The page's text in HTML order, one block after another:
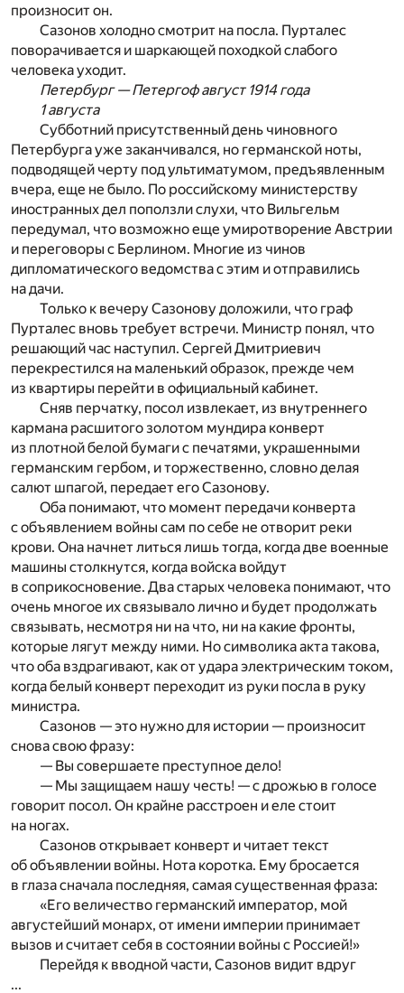
произносит он.
Сазонов холодно смотрит на посла. Пурталес
поворачивается и шаркающей походкой слабого
человека уходит.
Петербург — Петергоф август 1914 года
1 августа
Субботний присутственный день чиновного
Петербурга уже заканчивался, но германской ноты,
подводящей черту под ультиматумом, предъявленным
вчера, еще не было. По российскому министерству
иностранных дел поползли слухи, что Вильгельм
передумал, что возможно еще умиротворение Австрии
и переговоры с Берлином. Многие из чинов
дипломатического ведомства с этим и отправились
на дачи.
Только к вечеру Сазонову доложили, что граф
Пурталес вновь требует встречи. Министр понял, что
решающий час наступил. Сергей Дмитриевич
перекрестился на маленький образок, прежде чем
из квартиры перейти в официальный кабинет.
Сняв перчатку, посол извлекает, из внутреннего
кармана расшитого золотом мундира конверт
из плотной белой бумаги с печатями, украшенными
германским гербом, и торжественно, словно делая
салют шпагой, передает его Сазонову.
Оба понимают, что момент передачи конверта
с объявлением войны сам по себе не отворит реки
крови. Она начнет литься лишь тогда, когда две военные
машины столкнутся, когда войска войдут
в соприкосновение. Два старых человека понимают, что
очень многое их связывало лично и будет продолжать
связывать, несмотря ни на что, ни на какие фронты,
которые лягут между ними. Но символика акта такова,
что оба вздрагивают, как от удара электрическим током,
когда белый конверт переходит из руки посла в руку
министра.
Сазонов — это нужно для истории — произносит
снова свою фразу:
— Вы совершаете преступное дело!
— Мы защищаем нашу честь! — с дрожью в голосе
говорит посол. Он крайне расстроен и еле стоит
на ногах.
Сазонов открывает конверт и читает текст
об объявлении войны. Нота коротка. Ему бросается
в глаза сначала последняя, самая существенная фраза:
«Его величество германский император, мой
августейший монарх, от имени империи принимает
вызов и считает себя в состоянии войны с Россией!»
Перейдя к вводной части, Сазонов видит вдруг
...